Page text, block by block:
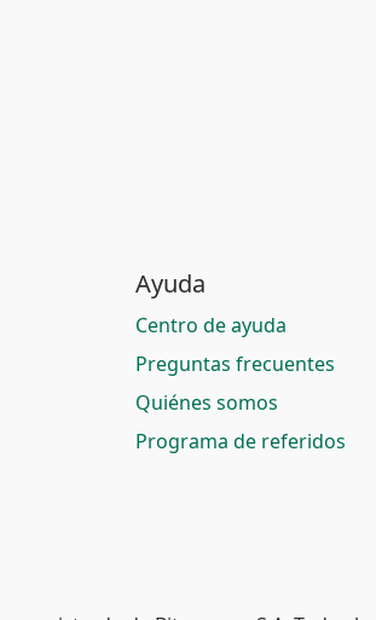
Ayuda
Centro de ayuda
Preguntas frecuentes
Quiénes somos
Programa de referidos